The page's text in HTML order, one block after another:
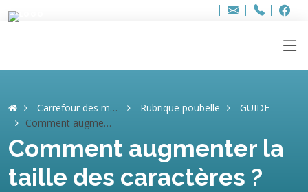
Adresse
info..hâthe..
Tel.
Tel.
Carrefour des mémoires Rubrique poubelle
GUIDE
Comment augmenter la taille des caractères ?
Comment augmenter la
taille des caractères ?